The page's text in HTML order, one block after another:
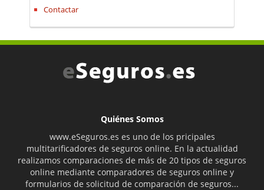
Contactar
Quiénes Somos
www.eSeguros.es es uno de los pricipales
multitarificadores de seguros online. En la actualidad
realizamos comparaciones de más de 20 tipos de seguros
online mediante comparadores de seguros online y
formularios de solicitud de comparación de seguros...